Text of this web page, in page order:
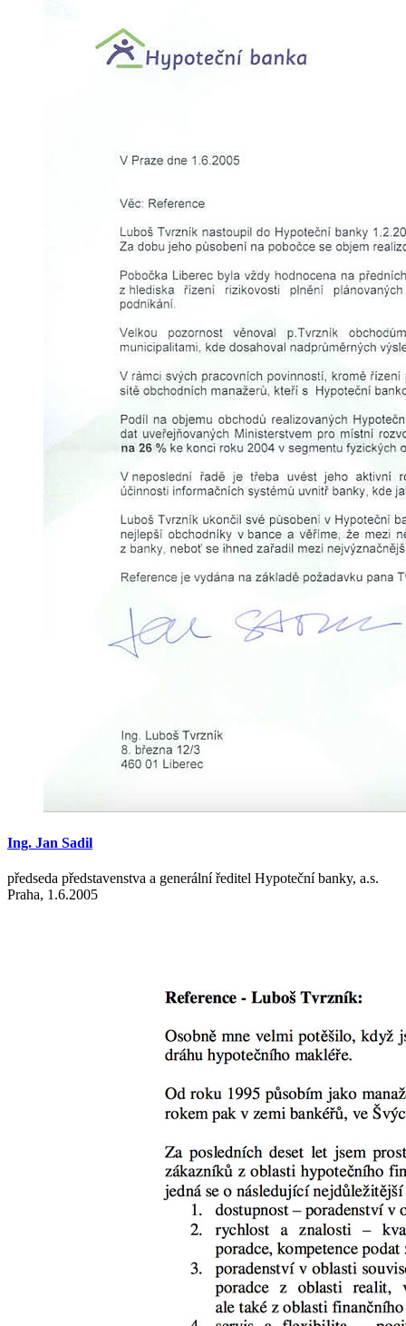
Ing. Jan Sadil
předseda představenstva a generální ředitel Hypoteční banky, a.s.
Praha, 1.6.2005